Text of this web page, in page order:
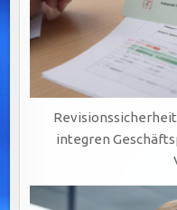
integren